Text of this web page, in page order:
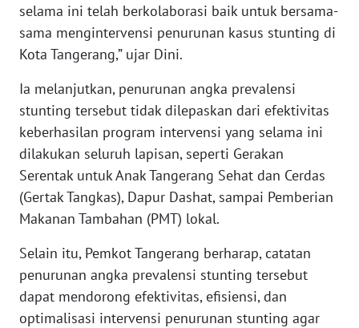
selama ini telah berkolaborasi baik untuk bersama-
sama mengintervensi penurunan kasus stunting di
Kota Tangerang,” ujar Dini.
Ia melanjutkan, penurunan angka prevalensi
stunting tersebut tidak dilepaskan dari efektivitas
keberhasilan program intervensi yang selama ini
dilakukan seluruh lapisan, seperti Gerakan
Serentak untuk Anak Tangerang Sehat dan Cerdas
(Gertak Tangkas), Dapur Dashat, sampai Pemberian
Makanan Tambahan (PMT) lokal.
Selain itu, Pemkot Tangerang berharap, catatan
penurunan angka prevalensi stunting tersebut
dapat mendorong efektivitas, efisiensi, dan
optimalisasi intervensi penurunan stunting agar
SULTENG
WN
BABEL
WN
SUMBAR
SUMSEL
WN
BENGKULU